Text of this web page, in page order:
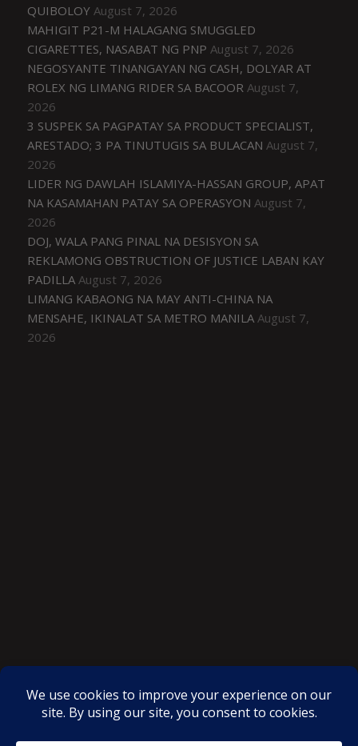
QUIBOLOY August 7, 2026
MAHIGIT P21-M HALAGANG SMUGGLED
CIGARETTES, NASABAT NG PNP August 7, 2026
NEGOSYANTE TINANGAYAN NG CASH, DOLYAR AT
ROLEX NG LIMANG RIDER SA BACOOR August 7,
2026
3 SUSPEK SA PAGPATAY SA PRODUCT SPECIALIST,
ARESTADO; 3 PA TINUTUGIS SA BULACAN August 7,
2026
LIDER NG DAWLAH ISLAMIYA-HASSAN GROUP, APAT
NA KASAMAHAN PATAY SA OPERASYON August 7,
2026
DOJ, WALA PANG PINAL NA DESISYON SA
REKLAMONG OBSTRUCTION OF JUSTICE LABAN KAY
PADILLA August 7, 2026
LIMANG KABAONG NA MAY ANTI-CHINA NA
MENSAHE, IKINALAT SA METRO MANILA August 7,
2026